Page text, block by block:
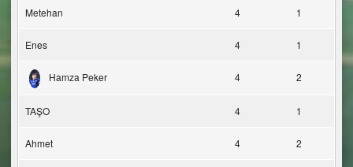
Metehan 4 1
Enes 4 1
Hamza Peker 4 2
TAŞO 4 1
Ahmet 4 2